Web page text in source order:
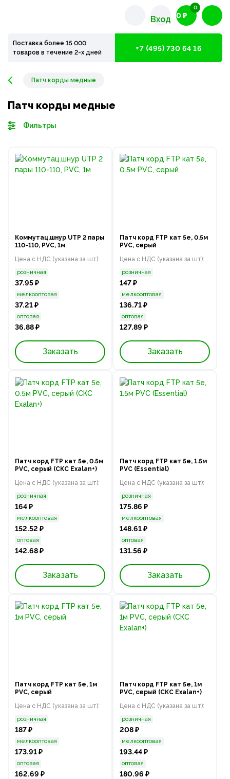
Вход 0 ₽
0
Поставка более 15 000
товаров в течение 2-х дней
+7 (495) 730 64 16
Патч корды медные
Патч корды медные
Фильтры
Коммутац.шнур UTP 2 пары
110-110, PVC, 1м
Цена с НДС (указана за шт):
розничная
37.95 ₽
мелкооптовая
37.21 ₽
оптовая
36.88 ₽
Заказать
Патч корд FTP кат 5e, 0.5м
PVC, серый
Цена с НДС (указана за шт):
розничная
147 ₽
мелкооптовая
136.71 ₽
оптовая
127.89 ₽
Заказать
Патч корд FTP кат 5e, 0.5м
PVC, серый (СКС Exalan+)
Цена с НДС (указана за шт):
розничная
164 ₽
мелкооптовая
152.52 ₽
оптовая
142.68 ₽
Заказать
Патч корд FTP кат 5e, 1.5м
PVC (Essential)
Цена с НДС (указана за шт):
розничная
175.86 ₽
мелкооптовая
148.61 ₽
оптовая
131.56 ₽
Заказать
Патч корд FTP кат 5e, 1м
PVC, серый
Цена с НДС (указана за шт):
розничная
187 ₽
мелкооптовая
173.91 ₽
оптовая
162.69 ₽
Патч корд FTP кат 5e, 1м
PVC, серый (СКС Exalan+)
Цена с НДС (указана за шт):
розничная
208 ₽
мелкооптовая
193.44 ₽
оптовая
180.96 ₽